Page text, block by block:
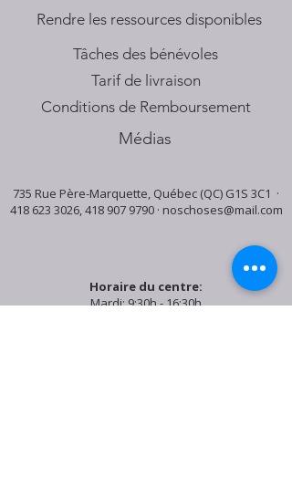
​Rendre les ressources disponibles
Tâches des bénévoles
Tarif de livraison
Conditions de Remboursement
Médias
735 Rue Père-Marquette, Québec (QC) G1S 3C1 ·
418 623 3026,418 907 9790· noschoses@mail.com
Horaire du centre:
Mardi: 9:30h - 16:30h